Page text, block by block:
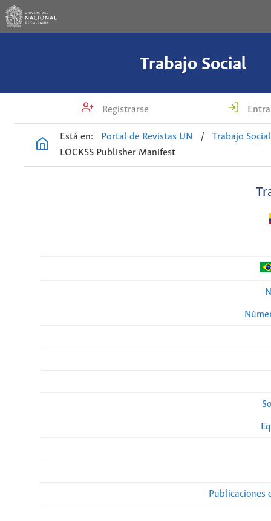
Trabajo Social
Registrarse
Está en: Portal de Revistas UN /
Trabajo Social
LOCKSS Publisher Manifest
Publicaciones